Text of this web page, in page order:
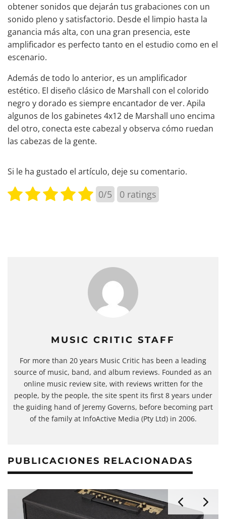
obtener sonidos que dejarán tus grabaciones con un
sonido pleno y satisfactorio. Desde el limpio hasta la
ganancia más alta, con una gran presencia, este
amplificador es perfecto tanto en el estudio como en el
escenario.
Además de todo lo anterior, es un amplificador
estético. El diseño clásico de Marshall con el colorido
negro y dorado es siempre encantador de ver. Apila
algunos de los gabinetes 4x12 de Marshall uno encima
del otro, conecta este cabezal y observa cómo ruedan
las cabezas de la gente.
Si le ha gustado el artículo, deje su comentario.
0/5 0 ratings
MUSIC CRITIC STAFF
For more than 20 years Music Critic has been a leading
source of music, band, and album reviews. Founded as an
online music review site, with reviews written for the
people, by the people, the site spent its first 8 years under
the guiding hand of Jeremy Governs, before becoming part
of the family at InfoActive Media (Pty Ltd) in 2006.
PUBLICACIONES RELACIONADAS